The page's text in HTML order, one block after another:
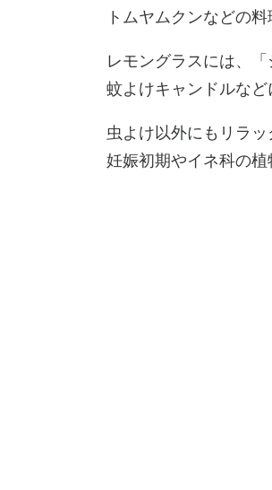
トムヤムクンなどの
レモングラスには、
蚊よけキャンドルなど
虫よけ以外にもリラッ
妊娠初期やイネ科の植